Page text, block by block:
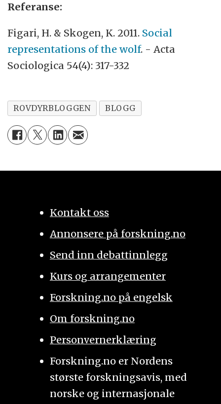
Referanse:
Figari, H. & Skogen, K. 2011. Social
representations of the wolf. - Acta
Sociologica 54(4): 317-332
ROVDYRBLOGGEN BLOGG
Kontakt oss
Annonsere på forskning.no
Send inn debattinnlegg
Kurs og arrangementer
Forskning.no på engelsk
Om forskning.no
Personvernerklæring
Forskning.no er Nordens
største forskningsavis, med
norske og internasjonale